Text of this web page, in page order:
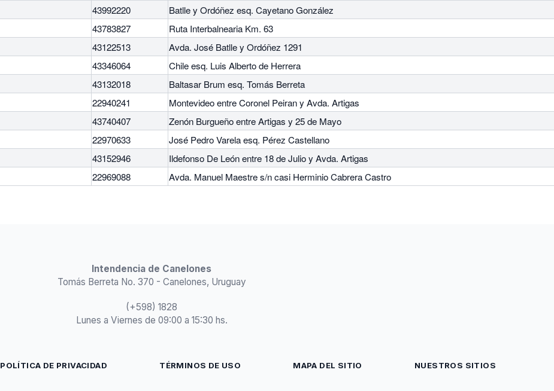
43992220
Batlle y Ordóñez esq. Cayetano González
43783827
Ruta Interbalnearia Km. 63
43122513
Avda. José Batlle y Ordóñez 1291
43346064
Chile esq. Luis Alberto de Herrera
43132018
Baltasar Brum esq. Tomás Berreta
22940241
Montevideo entre Coronel Peiran y Avda. Artigas
43740407
Zenón Burgueño entre Artigas y 25 de Mayo
22970633
José Pedro Varela esq. Pérez Castellano
43152946
Ildefonso De León entre 18 de Julio y Avda. Artigas
22969088 Avda. Manuel Maestre s/n casi Herminio Cabrera Castro
Intendencia de Canelones
Tomás Berreta No. 370 - Canelones, Uruguay
(+598) 1828
Lunes a Viernes de 09:00 a 15:30 hs.
POLÍTICA DE PRIVACIDAD TÉRMINOS DE USO MAPA DEL SITIO NUESTROS SITIOS